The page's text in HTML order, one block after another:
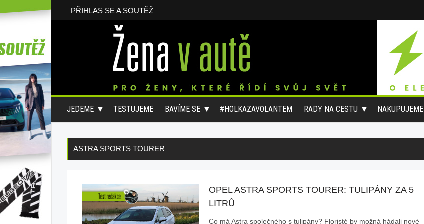
PŘIHLAS SE A SOUTĚŽ
JEDEME TESTUJEME BAVÍME SE #HOLKAZAVOLANTEM RADY NA CESTU NAKUPUJEME
ASTRA SPORTS TOURER
OPEL ASTRA SPORTS TOURER: TULIPÁNY ZA 5
LITRŮ
Co má Astra společného s tulipány? Floristé by možná hádali nové